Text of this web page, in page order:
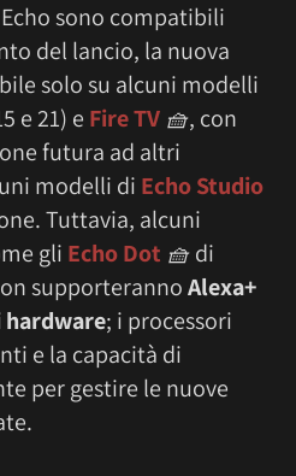
sono compatibili
del lancio, la nuova
solo su alcuni modelli
e 21) e Fire TV 🧺, con
futura ad altri
modelli di Echo Studio
Tuttavia, alcuni
gli Echo Dot 🧺di
supporterannoAlexa+
; i processori
e la capacità di
per gestire le nuove